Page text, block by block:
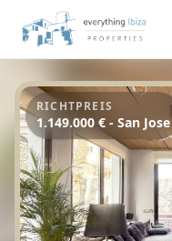
Zum Hauptinhalt springen
RICHTPREIS
1.149.000 € - San Jose